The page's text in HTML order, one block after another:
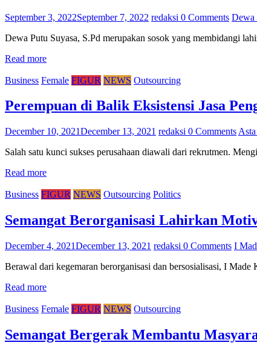
September 3, 2022September 7, 2022 redaksi 0 Comments Dewa
Dewa Putu Suyasa, S.Pd merupakan sosok yang membidangi
Read more
Business Female FIGUR NEWS Outsourcing
Perempuan di Balik Eksistensi Jasa
December 10, 2021December 13, 2021 redaksi 0 Comments
Salah satu kunci sukses perusahaan diawali dari rekrutmen.
Read more
Business FIGUR NEWS Outsourcing Politics
Semangat Berorganisasi Lahirkan
December 4, 2021December 13, 2021 redaksi 0 Comments I
Berawal dari kegemaran berorganisasi dan bersosialisasi, I
Read more
Business Female FIGUR NEWS Outsourcing
Semangat Bergerak Membantu